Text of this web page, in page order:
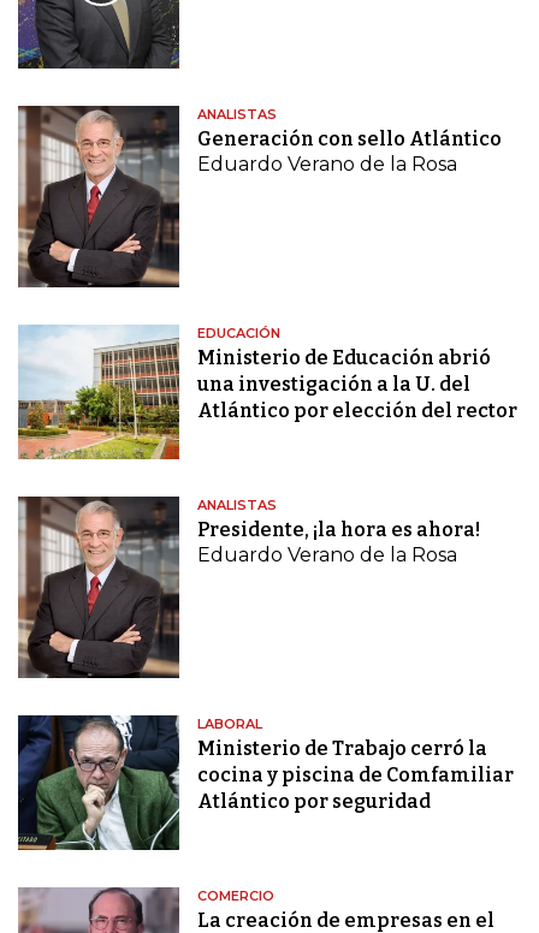
ANALISTAS
Generación con sello Atlántico
Eduardo Verano de la Rosa
EDUCACIÓN
Ministerio de Educación abrió
una investigación a la U. del
Atlántico por elección del rector
ANALISTAS
Presidente, ¡la hora es ahora!
Eduardo Verano de la Rosa
LABORAL
Ministerio de Trabajo cerró la
cocina y piscina de Comfamiliar
Atlántico por seguridad
COMERCIO
La creación de empresas en el